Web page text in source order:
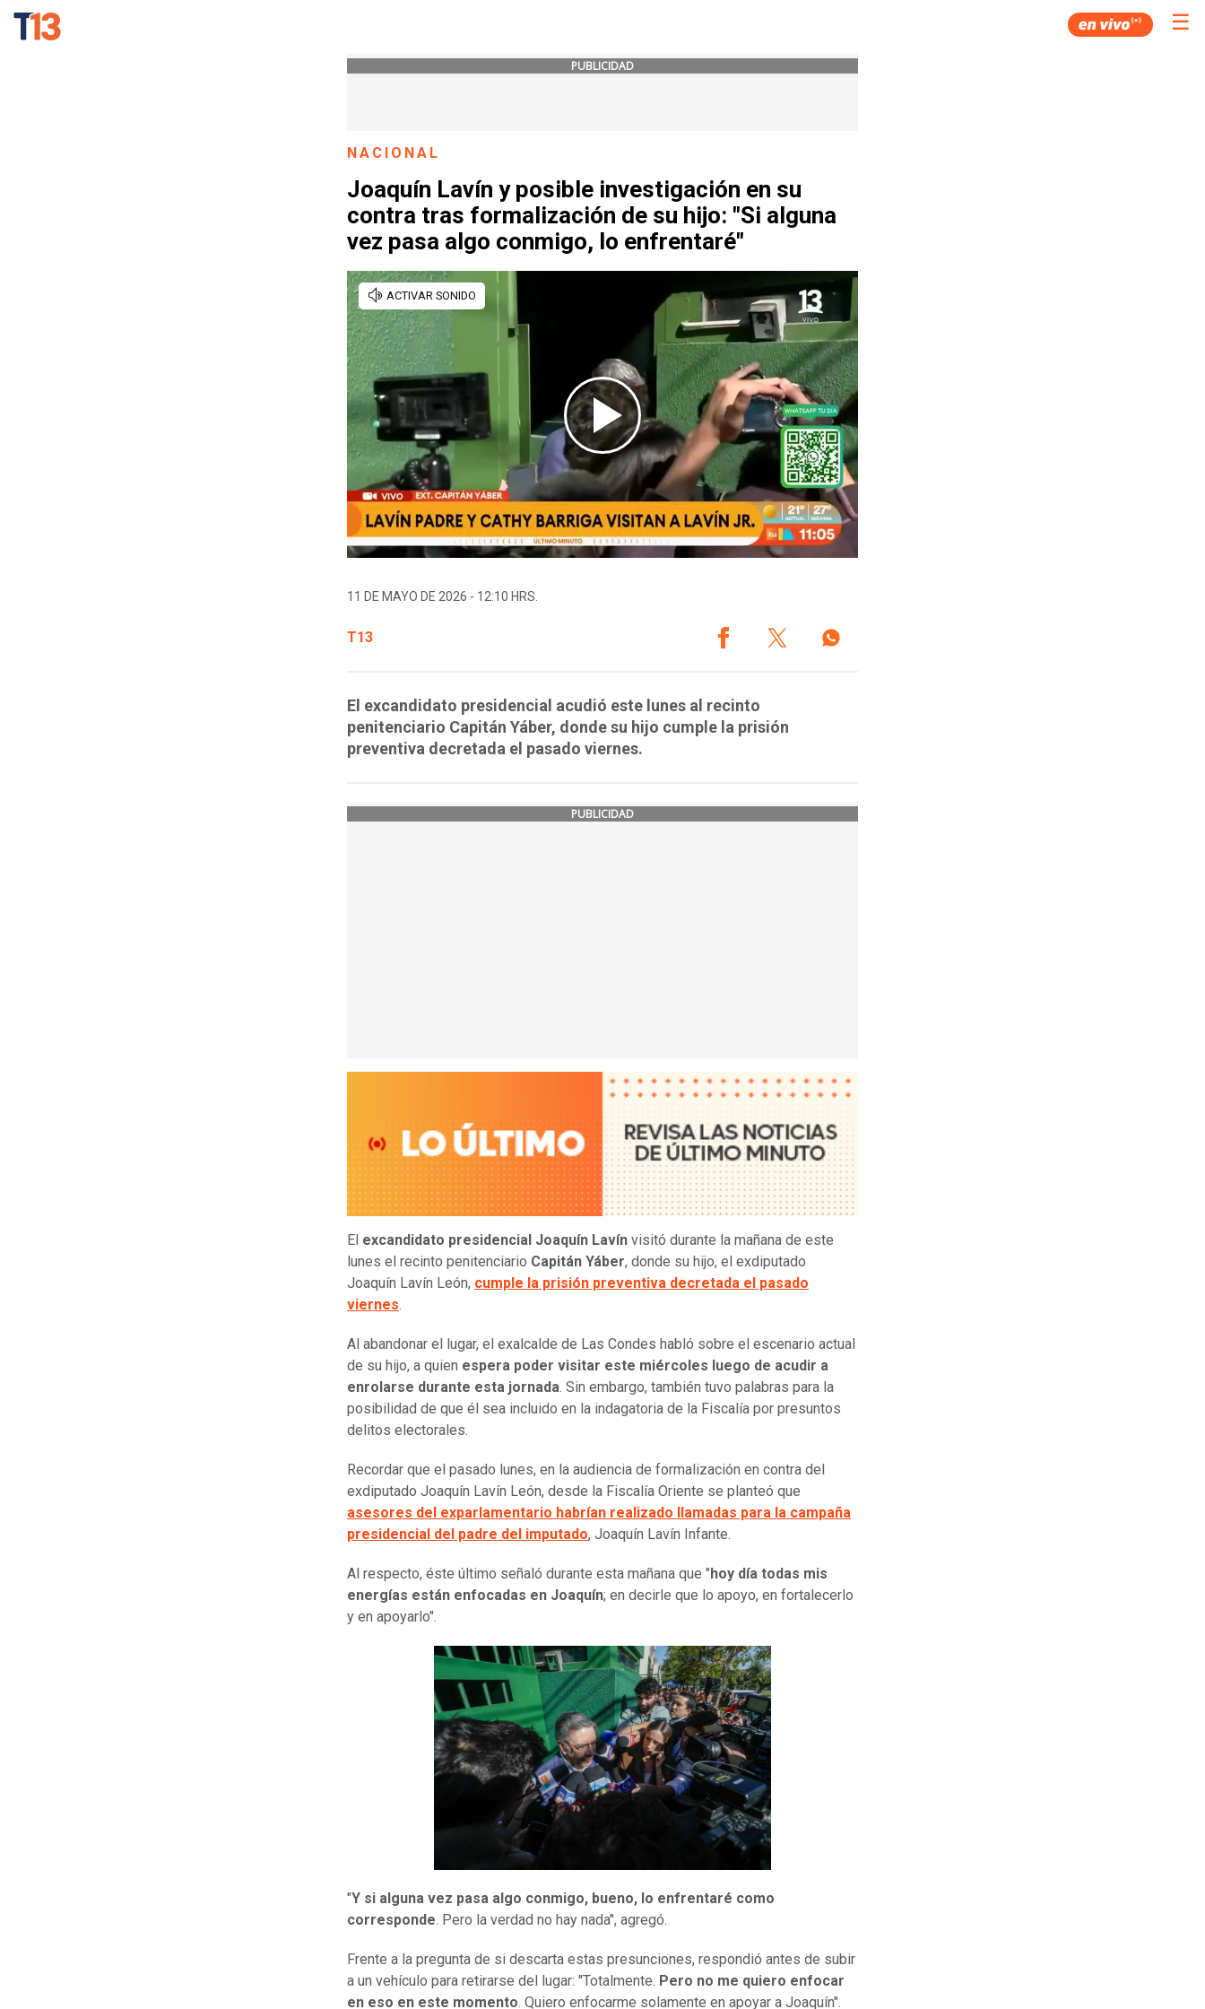
☰
PUBLICIDAD
NACIONAL
Joaquín Lavín y posible investigación en su
contra tras formalización de su hijo: "Si alguna
vez pasa algo conmigo, lo enfrentaré"
11 DE MAYO DE 2026 - 12:10 HRS.
T13
El excandidato presidencial acudió este lunes al recinto
penitenciario Capitán Yáber, donde su hijo cumple la prisión
preventiva decretada el pasado viernes.
PUBLICIDAD
El excandidato presidencial Joaquín Lavín visitó durante la mañana de este
lunes el recinto penitenciario Capitán Yáber, donde su hijo, el exdiputado
Joaquín Lavín León, cumple la prisión preventiva decretada el pasado
viernes.
Al abandonar el lugar, el exalcalde de Las Condes habló sobre el escenario actual
de su hijo, a quien espera poder visitar este miércoles luego de acudir a
enrolarse durante esta jornada. Sin embargo, también tuvo palabras para la
posibilidad de que él sea incluido en la indagatoria de la Fiscalía por presuntos
delitos electorales.
Recordar que el pasado lunes, en la audiencia de formalización en contra del
exdiputado Joaquín Lavín León, desde la Fiscalía Oriente se planteó que
asesores del exparlamentario habrían realizado llamadas para la campaña
presidencial del padre del imputado, Joaquín Lavín Infante.
Al respecto, éste último señaló durante esta mañana que "hoy día todas mis
energías están enfocadas en Joaquín; en decirle que lo apoyo, en fortalecerlo
y en apoyarlo".
"Y si alguna vez pasa algo conmigo, bueno, lo enfrentaré como
corresponde. Pero la verdad no hay nada", agregó.
Frente a la pregunta de si descarta estas presunciones, respondió antes de subir
a un vehículo para retirarse del lugar: "Totalmente. Pero no me quiero enfocar
en eso en este momento. Quiero enfocarme solamente en apoyar a Joaquín".